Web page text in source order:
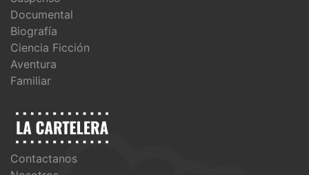
Documental
Biografía
Ciencia Ficción
Aventura
Familiar
Contactanos